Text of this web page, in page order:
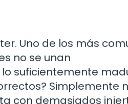
Uno de los más
no se unan
suficientemente
Simplemente
con demasiados